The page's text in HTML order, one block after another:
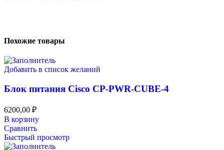
Похожие товары
Добавить в список желаний
Блок питания Cisco CP-PWR-CUBE-4
6200,00 ₽
В корзину
Сравнить
Быстрый просмотр